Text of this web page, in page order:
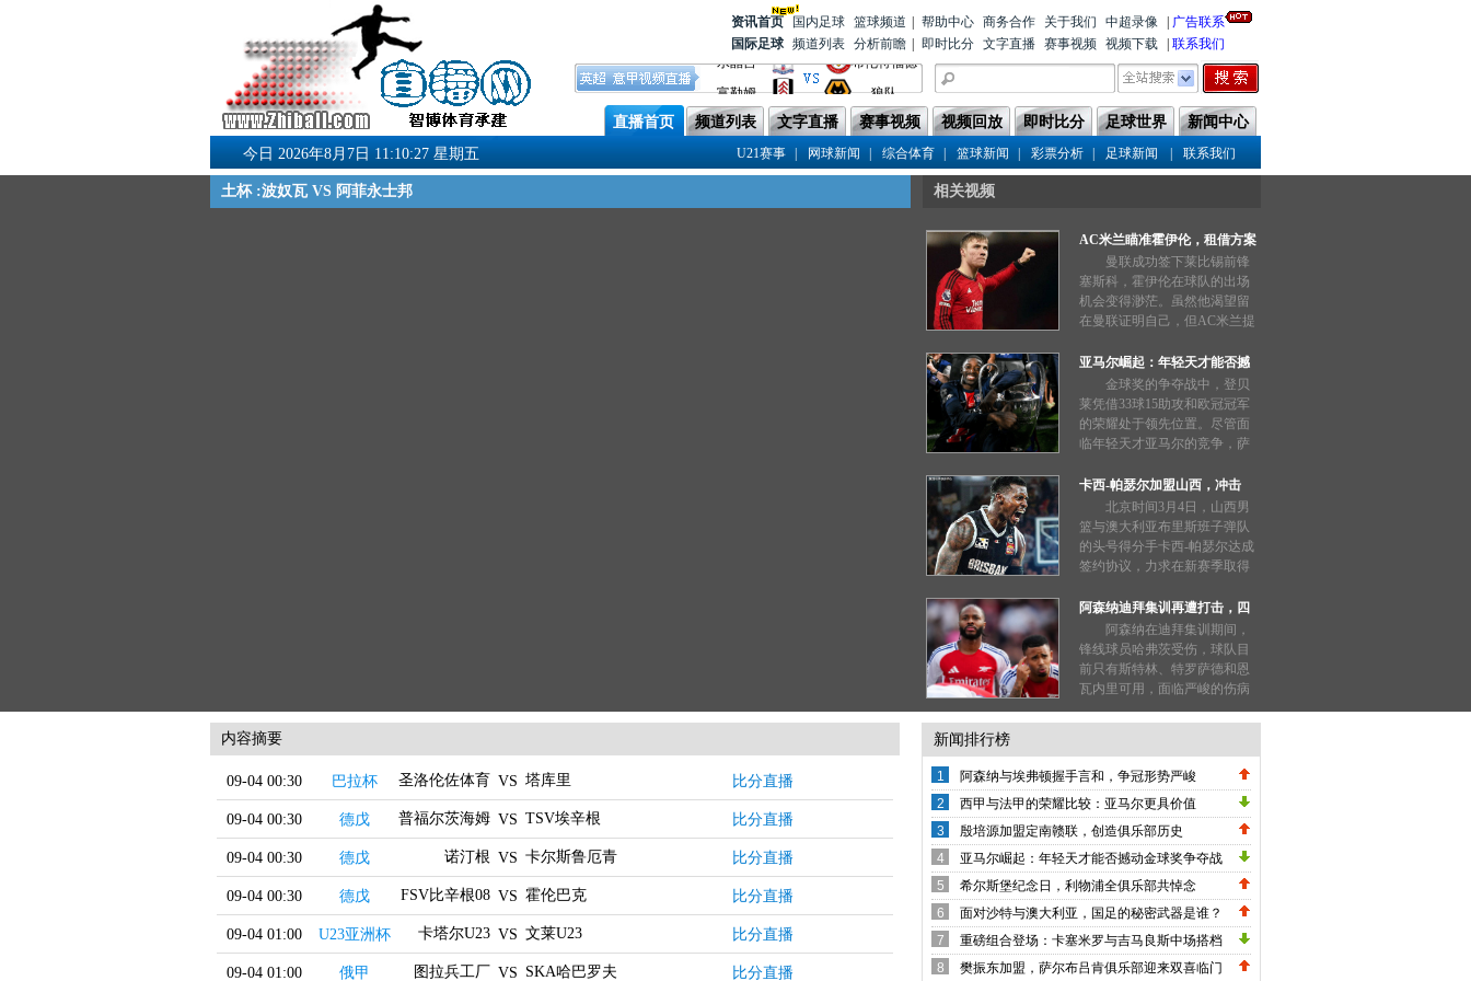
资讯首页 国内足球 篮球频道
国际足球 频道列表 分析前瞻
帮助中心 商务合作 关于我们 中超录像
广告联系
即时比分 文字直播 赛事视频 视频下载 联系我们
水晶宫
布伦特福德
富勒姆
狼队
利物浦
阿斯顿维拉
曼城
伯恩茅斯
布莱顿
利兹联
伯恩利
阿森纳
直播首页 频道列表 文字直播 赛事视频 视频回放 即时比分 足球世界 新闻中心
U21赛事 | 网球新闻 | 综合体育 | 篮球新闻 | 彩票分析 | 足球新闻 | 联系我们
今日 2026年8月7日 11:10:27 星期五
土杯 :波奴瓦 VS 阿菲永士邦 相关视频
AC米兰瞄准霍伊伦，租借方案
已浮出水面
曼联成功签下莱比锡前锋
塞斯科，霍伊伦在球队的出场
机会变得渺茫。虽然他渴望留
在曼联证明自己，但AC米兰提
注。霍伊伦在曼联的表现平
平，意甲或为他提供重回状态
的机会。...
亚马尔崛起：年轻天才能否撼
动金球奖争夺战
金球奖的争夺战中，登贝
莱凭借33球15助攻和欧冠冠军
的荣耀处于领先位置。尽管面
临年轻天才亚马尔的竞争，萨
而处于劣势。年度评选的最终
结果仍充满变数，敬请期待官
方揭晓。...
卡西-帕瑟尔加盟山西，冲击
CBA赛季新高！
北京时间3月4日，山西男
篮与澳大利亚布里斯班子弹队
的头号得分手卡西-帕瑟尔达成
签约协议，力求在新赛季取得
的表现，帕瑟尔的加入引发外
界期待，能否改变球队现状值
得关注。...
阿森纳迪拜集训再遭打击，四
员大将伤缺！
阿森纳在迪拜集训期间，
锋线球员哈弗茨受伤，球队目
前只有斯特林、特罗萨德和恩
瓦内里可用，面临严峻的伤病
困扰。同时，冬季转会窗口未
内容摘要
09-04 00:30 巴拉杯 圣洛伦佐体育会VS 塔库里 比分直播
09-04 00:30 德戊 普福尔茨海姆 VS TSV埃辛根 比分直播
09-04 00:30 德戊 诺汀根 VS 卡尔斯鲁厄青年队 比分直播
09-04 00:30 德戊 FSV比辛根08 VS 霍伦巴克 比分直播
09-04 01:00 U23亚洲杯 卡塔尔U23 VS 文莱U23 比分直播
09-04 01:00 俄甲 图拉兵工厂 VS SKA哈巴罗夫斯克 比分直播
新闻排行榜
1
阿森纳与埃弗顿握手言和，争冠形势严峻
2
西甲与法甲的荣耀比较：亚马尔更具价值
3
殷培源加盟定南赣联，创造俱乐部历史
4
亚马尔崛起：年轻天才能否撼动金球奖争夺战
5
希尔斯堡纪念日，利物浦全俱乐部共悼念
6
面对沙特与澳大利亚，国足的秘密武器是谁？
7
重磅组合登场：卡塞米罗与吉马良斯中场搭档
8
樊振东加盟，萨尔布吕肯俱乐部迎来双喜临门